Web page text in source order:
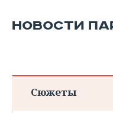
НОВОСТИ
Сюжеты